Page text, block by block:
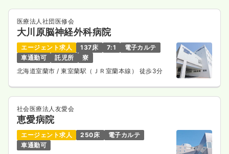
医療法人社団医修会
大川原脳神経外科病院
エージェント求人 137床 7:1
電子カルテ
車通勤可
託児所
寮
北海道室蘭市/ 東室蘭駅（ＪＲ室蘭本線） 徒歩3分
社会医療法人友愛会
恵愛病院
エージェント求人 250床
電子カルテ
車通勤可